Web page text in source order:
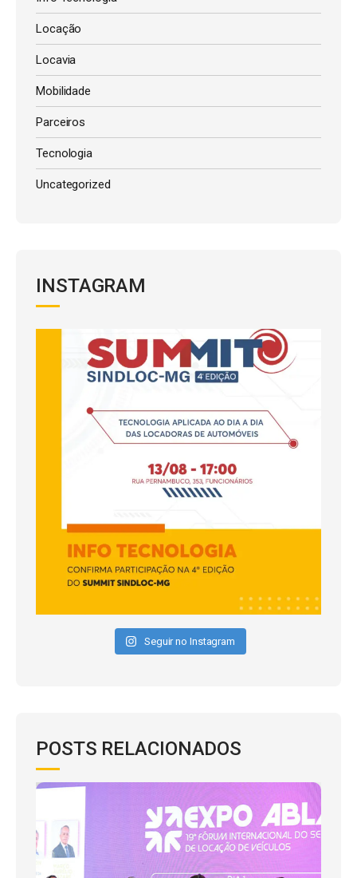
Locação
Locavia
Mobilidade
Parceiros
Tecnologia
Uncategorized
INSTAGRAM
Seguir no Instagram
POSTS RELACIONADOS